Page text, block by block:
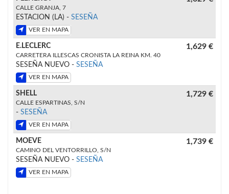
CALLE GRANJA, 7
ESTACION (LA) - SESEÑA
VER EN MAPA
E.LECLERC
CARRETERA ILLESCAS CRONISTA LA REINA KM. 40
SESEÑA NUEVO - SESEÑA
VER EN MAPA
1,629 €
SHELL
CALLE ESPARTINAS, S/N
- SESEÑA
VER EN MAPA
1,729 €
MOEVE
CAMINO DEL VENTORRILLO, S/N
SESEÑA NUEVO - SESEÑA
VER EN MAPA
1,739 €